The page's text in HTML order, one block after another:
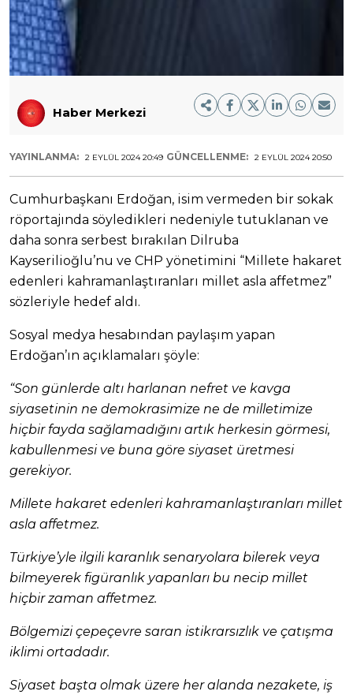
Haber Merkezi
YAYINLANMA: 2 EYLÜL 2024 20:49 GÜNCELLENME: 2 EYLÜL 2024 20:50
Cumhurbaşkanı Erdoğan, isim vermeden bir sokak
röportajında söyledikleri nedeniyle tutuklanan ve
daha sonra serbest bırakılan Dilruba
Kayserilioğlu’nu ve CHP yönetimini “Millete hakaret
edenleri kahramanlaştıranları millet asla affetmez”
sözleriyle hedef aldı.
Sosyal medya hesabından paylaşım yapan
Erdoğan’ın açıklamaları şöyle:
“Son günlerde altı harlanan nefret ve kavga
siyasetinin ne demokrasimize ne de milletimize
hiçbir fayda sağlamadığını artık herkesin görmesi,
kabullenmesi ve buna göre siyaset üretmesi
gerekiyor.
Millete hakaret edenleri kahramanlaştıranları millet
asla affetmez.
Türkiye’yle ilgili karanlık senaryolara bilerek veya
bilmeyerek figüranlık yapanları bu necip millet
hiçbir zaman affetmez.
Bölgemizi çepeçevre saran istikrarsızlık ve çatışma
iklimi ortadadır.
Siyaset başta olmak üzere her alanda nezakete, iş